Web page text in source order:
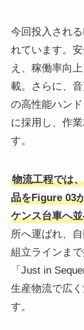
今回投入され
れています。
え、稼働率向
載。さらに、
の高性能ハン
に採用し、作
す。
物流工程では
品をFigure 03
ケンス台車へ
所へ運ばれ、
組立ラインま
「Just in
生産物流で広
す。